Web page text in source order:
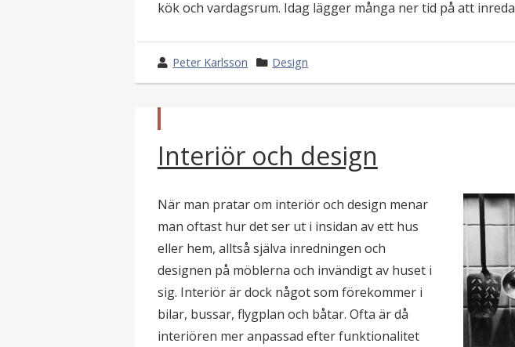
kök och vardagsrum. Idag lägger många ner tid på att inreda
w
r
b
Peter Karlsson
k
a
o
i
Design
u
b
l
c
e
r
a
t
Interiör och design
När man pratar om interiör och design menar
man oftast hur det ser ut i insidan av ett hus
eller hem, alltså själva inredningen och
designen på möblerna och invändigt av huset i
sig. Interiör är dock något som förekommer i
bilar, bussar, flygplan och båtar. Ofta är då
interiören mer anpassad efter funktionalitet